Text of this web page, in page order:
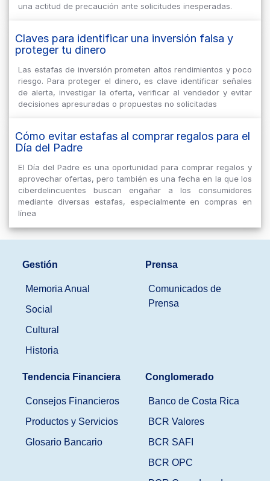
una actitud de precaución ante solicitudes inesperadas.
Claves para identificar una inversión falsa y
proteger tu dinero
Las estafas de inversión prometen altos rendimientos y poco
riesgo. Para proteger el dinero, es clave identificar señales
de alerta, investigar la oferta, verificar al vendedor y evitar
decisiones apresuradas o propuestas no solicitadas
Cómo evitar estafas al comprar regalos para el
Día del Padre
El Día del Padre es una oportunidad para comprar regalos y
aprovechar ofertas, pero también es una fecha en la que los
ciberdelincuentes buscan engañar a los consumidores
mediante diversas estafas, especialmente en compras en
línea
Gestión
Memoria Anual
Social
Cultural
Historia
Prensa
Comunicados de
Prensa
Tendencia Financiera
Consejos Financieros
Productos y Servicios
Glosario Bancario
Conglomerado
Banco de Costa Rica
BCR Valores
BCR SAFI
BCR OPC